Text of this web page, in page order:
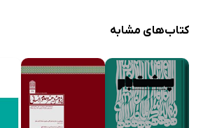
کتاب‌های مشابه